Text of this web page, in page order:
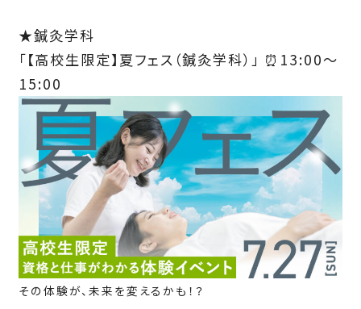
★鍼灸学科
「【高校生限定】夏フェス（鍼灸学科）」 ⏰13:00～
15:00
その体験が、未来を変えるかも！？